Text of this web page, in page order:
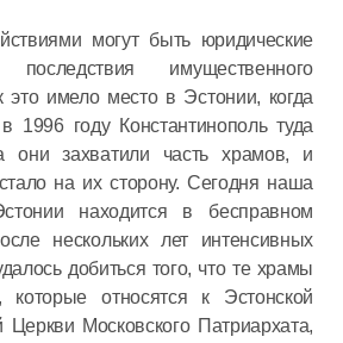
могут быть юридические
последствия имущественного
это имело место в Эстонии, когда
1996 году Константинополь туда
они захватили часть храмов, и
на их сторону. Сегодня наша
находится в бесправном
нескольких лет интенсивных
добиться того, что те храмы
которые относятся к Эстонской
Церкви Московского Патриархата,